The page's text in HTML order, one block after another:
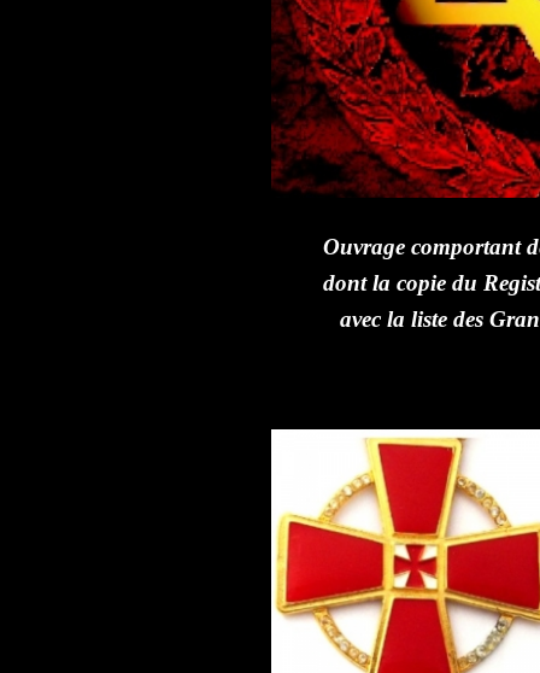
Ouvrage comportant
dont la copie du
avec la liste des